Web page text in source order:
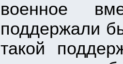
военное
поддержали
такой